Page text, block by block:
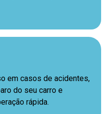
em casos de acidentes,
do seu carro e
rápida.